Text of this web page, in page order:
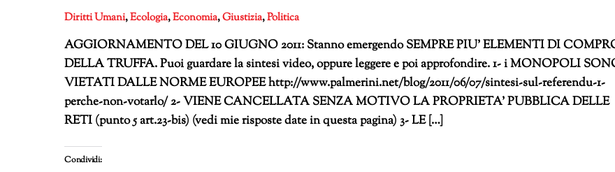
Diritti Umani,Ecologia,Economia,Giustizia,Politica
AGGIORNAMENTO DEL 10 GIUGNO 2011: Stanno emergendo SEMPRE PIU’ ELEMENTI DI
DELLA TRUFFA. Puoi guardare la sintesi video, oppure leggere e poi approfondire. 1- i MONOPOLI
VIETATI DALLE NORME EUROPEE http://www.palmerini.net/blog/2011/06/07/sintesi-sul-referendu-1-
perche-non-votarlo/ 2- VIENE CANCELLATA SENZA MOTIVO LA PROPRIETA’ PUBBLICA DELLE
RETI (punto 5 art.23-bis) (vedi mie risposte date in questa pagina) 3- LE […]
Condividi: